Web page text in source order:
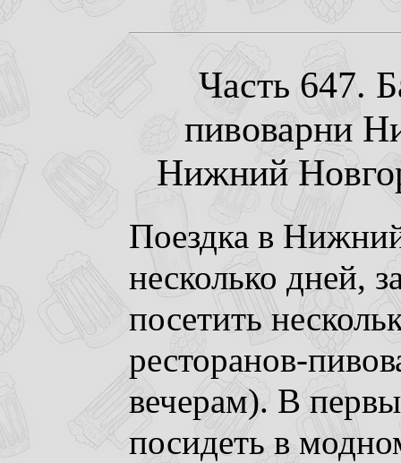
Часть 647.
пивоварни
Нижний
Поездка в
несколько дней,
посетить
ресторанов-
вечерам). В
посидеть в